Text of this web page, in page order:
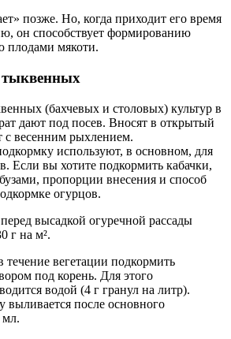
позже. Но, когда приходит его время
он способствует формированию
плодами мякоти.
(бахчевых и столовых) культур в
дают под посев. Вносят в открытый
с весенним рыхлением.
используют, в основном, для
Если вы хотите подкормить кабачки,
пропорции внесения и способ
огурцов.
высадкой огуречной рассады
г на м².
вегетации подкормить
под корень. Для этого
водой (4 г гранул на литр).
после основного
мл.